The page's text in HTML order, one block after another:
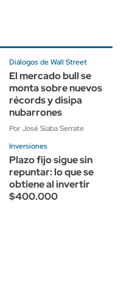
Diálogos de Wall Street
El mercado bull se
monta sobre nuevos
récords y disipa
nubarrones
Por José Siaba Serrate
Inversiones
Plazo fijo sigue sin
repuntar: lo que se
obtiene al invertir
$400.000